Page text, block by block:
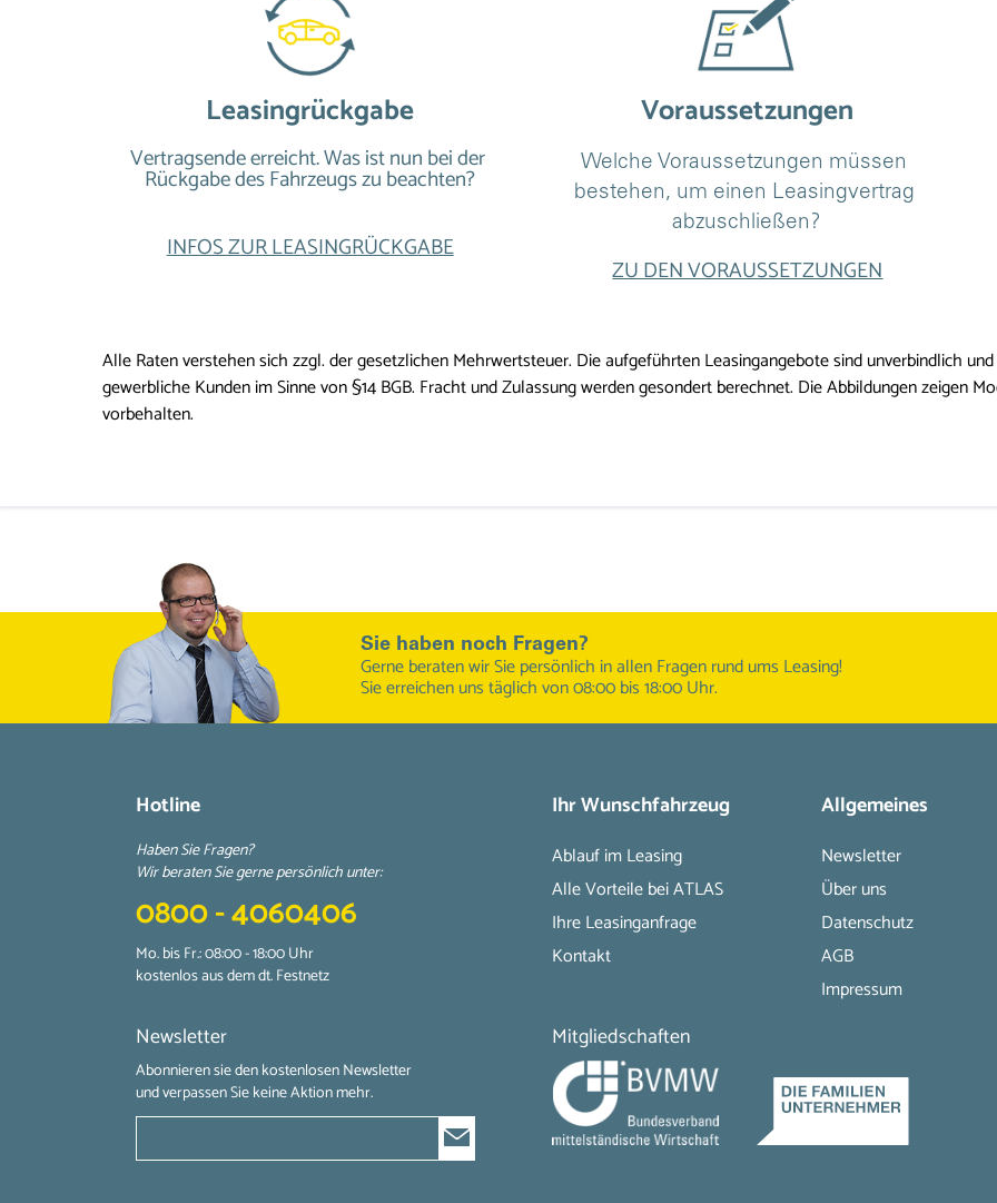
Leasingrückgabe
Vertragsende erreicht. Was ist nun bei der
Rückgabe des Fahrzeugs zu beachten?
INFOS ZUR LEASINGRÜCKGABE
Voraussetzungen
Welche Voraussetzungen müssen
bestehen, um einen Leasingvertrag
abzuschließen?
ZU DEN VORAUSSETZUNGEN
Alle Raten verstehen sich zzgl. der gesetzlichen Mehrwertsteuer. Die aufgeführten Leasingangebote sind unverbindlich
gewerbliche Kunden im Sinne von §14 BGB. Fracht und Zulassung werden gesondert berechnet. Die Abbildungen zeigen
vorbehalten.
Sie haben noch Fragen?
Gerne beraten wir Sie persönlich in allen Fragen rund ums Leasing!
Sie erreichen uns täglich von 08:00 bis 18:00 Uhr.
Hotline
Haben Sie Fragen?
Wir beraten Sie gerne persönlich unter:
0800 - 4060406
Mo. bis Fr.: 08:00 - 18:00 Uhr
kostenlos aus dem dt. Festnetz
Ihr Wunschfahrzeug
Ablauf im Leasing
Alle Vorteile bei ATLAS
Ihre Leasinganfrage
Kontakt
Allgemeines
Newsletter
Über uns
Datenschutz
AGB
Impressum
Newsletter
Abonnieren sie den kostenlosen Newsletter
und verpassen Sie keine Aktion mehr.
Mitgliedschaften